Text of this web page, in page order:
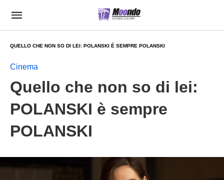
QUELLO CHE NON SO DI LEI: POLANSKI È SEMPRE POLANSKI
Cinema
Quello che non so di lei:
POLANSKI è sempre
POLANSKI